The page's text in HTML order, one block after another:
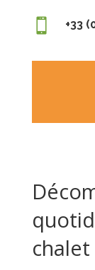
 +33